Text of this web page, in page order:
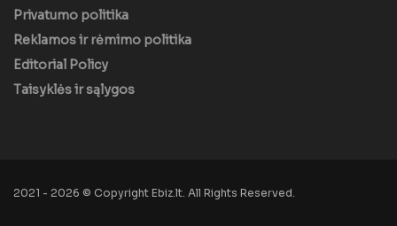
Privatumo politika
Reklamos ir rėmimo politika
Editorial Policy
Taisyklės ir sąlygos
2021 - 2026 © Copyright Ebiz.lt. All Rights Reserved.